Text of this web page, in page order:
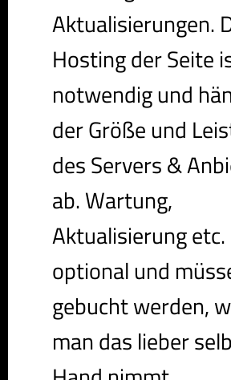
Aktualisierungen.
Hosting der Seite
notwendig und
der Größe und
des Servers &
ab. Wartung,
Aktualisierung etc.
optional und
gebucht werden,
man das lieber